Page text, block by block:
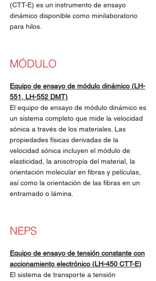
(CTT-E) es un instrumento de ensayo
dinámico disponible como minilaboratorio
para hilos.
MÓDULO
Equipo de ensayo de módulo dinámico (LH-
551, LH-552 DMT)
El equipo de ensayo de módulo dinámico es
un sistema completo que mide la velocidad
sónica a través de los materiales. Las
propiedades físicas derivadas de la
velocidad sónica incluyen el módulo de
elasticidad, la anisotropía del material, la
orientación molecular en fibras y películas,
así como la orientación de las fibras en un
entramado o lámina.
NEPS
Equipo de ensayo de tensión constante con
accionamiento electrónico (LH-450 CTT-E)
El sistema de transporte a tensión